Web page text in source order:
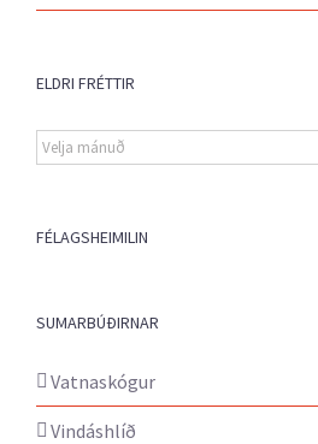
ELDRI FRÉTTIR
Eldri
fréttir
FÉLAGSHEIMILIN
SUMARBÚÐIRNAR
Vatnaskógur
Vindáshlíð